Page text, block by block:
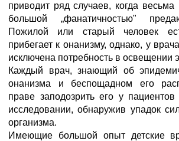
приводит ряд случаев, когда
большой „фанатичностью"
Пожилой или старый человек
прибегает к онанизму, однако, у
исключена потребность в освещении
Каждый врач, знающий об
онанизма и беспощадном его
праве заподозрить его у
исследовании, обнаружив упадок
организма.
Имеющие большой опыт детские